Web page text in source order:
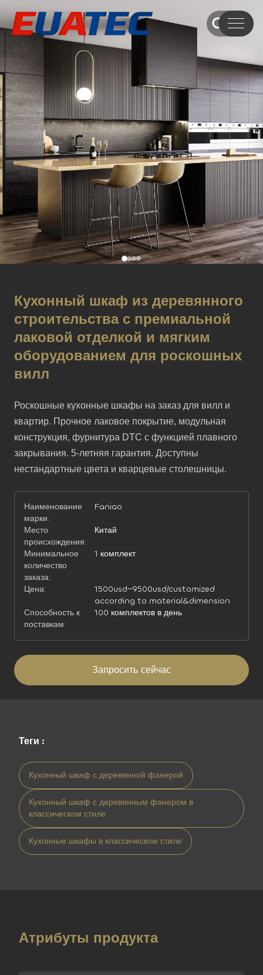
Кухонный шкаф из деревянного
строительства с премиальной
лаковой отделкой и мягким
оборудованием для роскошных
вилл
Роскошные кухонные шкафы на заказ для вилл и
квартир. Прочное лаковое покрытие, модульная
конструкция, фурнитура DTC с функцией плавного
закрывания. 5-летняя гарантия. Доступны
нестандартные цвета и кварцевые столешницы.
Наименование
марки:
Faniao
Место
происхождения:
Китай
Минимальное
количество
заказа:
1 комплект
Цена:
1500usd~9500usd/customized
according to material&dimension
Способность к
поставкам:
100 комплектов в день
Запросить сейчас
Теги :
Кухонный шкаф с деревянной фанерой
Кухонный шкаф с деревянным фанером в
классическом стиле
Кухонные шкафы в классическом стиле
Атрибуты продукта